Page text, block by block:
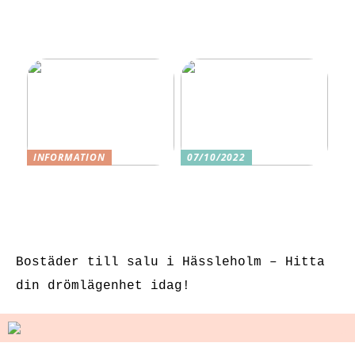
INFORMATION 07/10/2022
Bostäder till salu i Hässleholm – Hitta
din drömlägenhet idag!